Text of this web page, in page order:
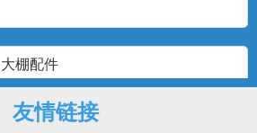
大棚配件
大棚配件主要有栽种槽、供水系统、温控
系统、辅助照明系统和温度...
友情链接